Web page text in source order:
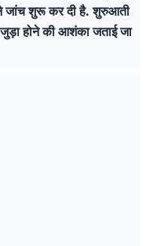
जांच शुरू कर दी है. शुरुआती
जुड़ा होने की आशंका जताई जा